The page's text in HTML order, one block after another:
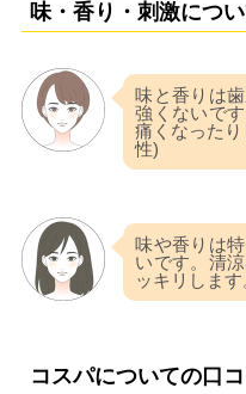
味・香り・刺激につ
味と香りは
強くないで
痛くなった
性)
味や香りは
いです。清
ッキリしま
コスパについての口コ